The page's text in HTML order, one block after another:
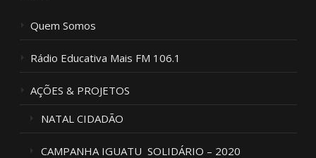
Quem Somos
Rádio Educativa Mais FM 106.1
AÇÕES & PROJETOS
NATAL CIDADÃO
CAMPANHA IGUATU SOLIDÁRIO – 2020